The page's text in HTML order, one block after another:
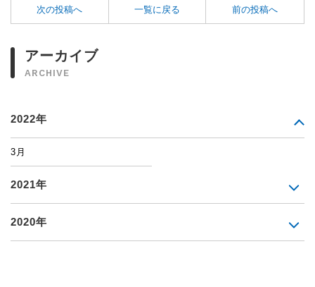
次の投稿へ 一覧に戻る 前の投稿へ
アーカイブ
ARCHIVE
2022年
3月
2021年
2020年